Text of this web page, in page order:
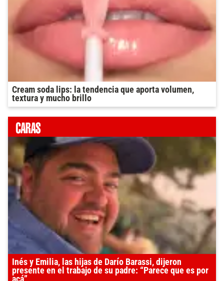
Cream soda lips: la tendencia que aporta volumen,
textura y mucho brillo
Inés y Emilia, las hijas de Darío Barassi, dijeron
presente en el trabajo de su padre: “Parece que es por